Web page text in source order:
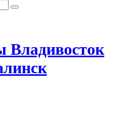
Владивосток